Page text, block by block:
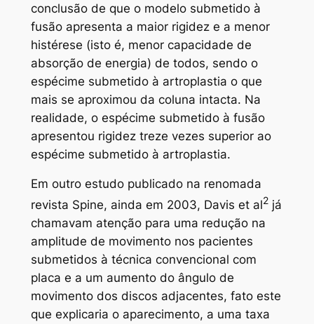
conclusão de que o modelo submetido à
fusão apresenta a maior rigidez e a menor
histérese (isto é, menor capacidade de
absorção de energia) de todos, sendo o
espécime submetido à artroplastia o que
mais se aproximou da coluna intacta. Na
realidade, o espécime submetido à fusão
apresentou rigidez treze vezes superior ao
espécime submetido à artroplastia.
Em outro estudo publicado na renomada
revista Spine, ainda em 2003, Davis et al2já
chamavam atenção para uma redução na
amplitude de movimento nos pacientes
submetidos à técnica convencional com
placa e a um aumento do ângulo de
movimento dos discos adjacentes, fato este
que explicaria o aparecimento, a uma taxa